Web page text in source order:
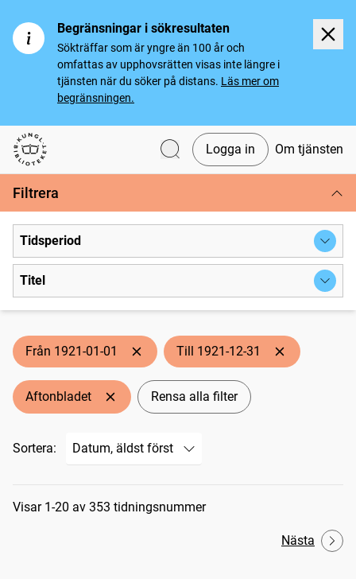
Begränsningar i sökresultaten
Sökträffar som är yngre än 100 år och
omfattas av upphovsrätten visas inte längre i
tjänsten när du söker på distans. Läs mer om
begränsningen.
Svenska tidningar
Logga in Om tjänsten
Filtrera
Tidsperiod
Titel
Från 1921-01-01 Till 1921-12-31
Aftonbladet Rensa alla filter
Sortera:
Sökresultat
Visar 1-20 av 353 tidningsnummer
Nästa